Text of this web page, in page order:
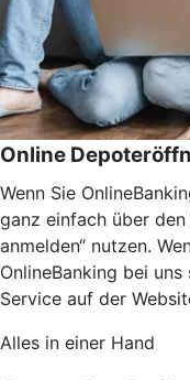
Online
Wenn Sie
ganz einfach über
anmelden“ nutzen.
OnlineBanking bei
Service auf der
Alles in einer Hand